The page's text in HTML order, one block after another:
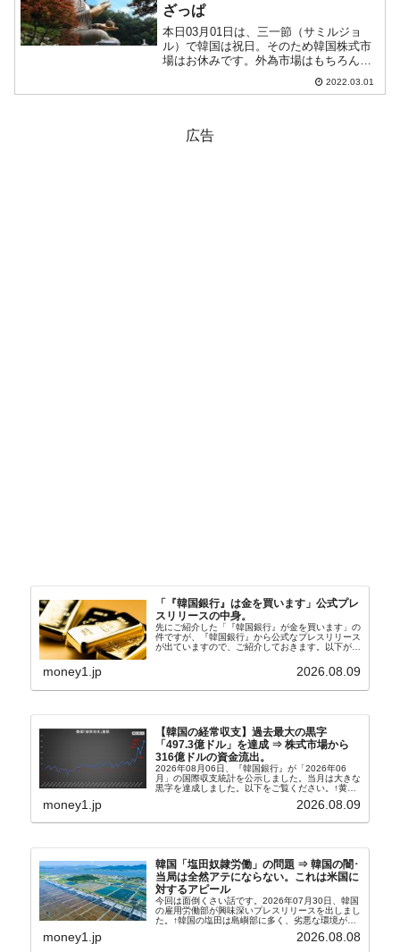
ざっぱ
本日03月01日は、三一節（サミルジョ
ル）で韓国は祝日。そのため韓国株式市
場はお休みです。外為市場はもちろん動
いております。2022年03月01日(火)の市
場が開きました。10：01現在、ドルウォ
2022.03.01
広告
「『韓国銀行』は金を買います」公式プレ
スリリースの中身。
先にご紹介した「『韓国銀行』が金を買います」の
件ですが、『韓国銀行』から公式なプレスリリース
が出ていますので、ご紹介しておきます。以下が全
れ協力体制を構築□『韓国銀行』は、国内生産金の
money1.jp 2026.08.09
【韓国の経常収支】過去最大の黒字
「497.3億ドル」を達成 ⇒ 株式市場から
316億ドルの資金流出。
2026年08月06日、『韓国銀行』が「2026年06
月」の国際収支統計を公示しました。当月は大きな
黒字を達成しました。以下をご覧ください。↑黄色
の経常収支です。2026年06月貿易収支：4...
money1.jp 2026.08.09
韓国「塩田奴隷労働」の問題 ⇒ 韓国の闇･
当局は全然アテにならない。これは米国に
対するアピール
今回は面倒くさい話です。2026年07月30日、韓国
の雇用労働部が興味深いプレスリリースを出しまし
た。↑韓国の塩田は島嶼部に多く、劣悪な環境が一
たといわれます（後述）。これは、いわゆる「塩田
money1.jp 2026.08.08